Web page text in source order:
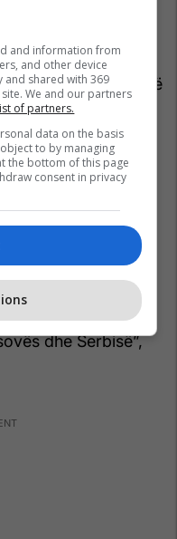
Stefan Surliq
të famshëm
shkallën e
Serbi dhe të shohë
e politikës
autoritetit të tij, ai
nga Uashingtoni
rajonin, do të
amerikane.
së tij dhe se
të arritur një
i
dhe Serbisë”,
and information from
and other device
and shared with 369
We and our partners
of partners.
data on the basis
to by managing
the bottom of this page
consent in privacy